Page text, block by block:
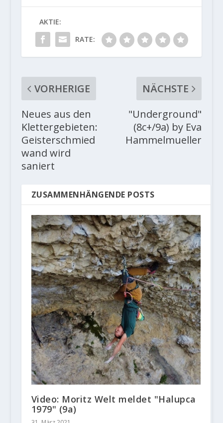
AKTIE:
RATE:
VORHERIGE
Neues aus den
Klettergebieten:
Geisterschmied
wand wird
saniert
NÄCHSTE
"Underground"
(8c+/9a) by Eva
Hammelmueller
ZUSAMMENHÄNGENDE POSTS
Video: Moritz Welt meldet "Halupca
1979" (9a)